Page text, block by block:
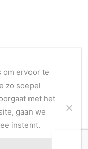
om ervoor te
zo soepel
met het
gaan we
instemt.